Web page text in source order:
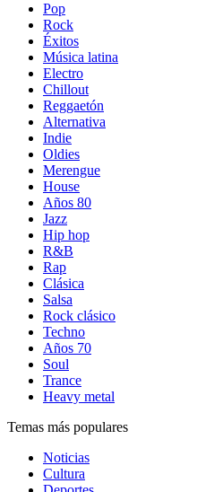
Pop
Rock
Éxitos
Música latina
Electro
Chillout
Reggaetón
Alternativa
Indie
Oldies
Merengue
House
Años 80
Jazz
Hip hop
R&B
Rap
Clásica
Salsa
Rock clásico
Techno
Años 70
Soul
Trance
Heavy metal
Temas más populares
Noticias
Cultura